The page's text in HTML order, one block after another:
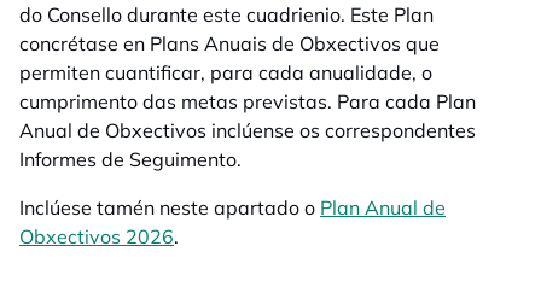
do Consello durante este cuadrienio. Este Plan
concrétase en Plans Anuais de Obxectivos que
permiten cuantificar, para cada anualidade, o
cumprimento das metas previstas. Para cada Plan
Anual de Obxectivos inclúense os correspondentes
Informes de Seguimento.
Inclúese tamén neste apartado o Plan Anual de
Obxectivos 2026opens in a new tab
.